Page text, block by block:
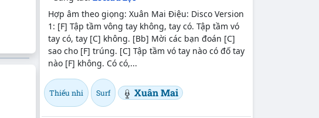
Hợp âm theo giọng: Xuân Mai Điệu: Disco Version
1: [F] Tập tầm vông tay không, tay có. Tập tầm vó
tay có, tay [C] không. [Bb] Mời các bạn đoán [C]
sao cho [F] trúng. [C] Tập tầm vó tay nào có đố tay
nào [F] không. Có có,...
Thiếu nhi Surf Xuân Mai